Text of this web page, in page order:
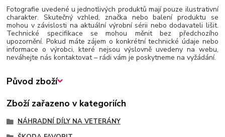
Fotografie uvedené u jednotlivých produktů mají pouze ilustrativní
charakter. Skutečný vzhled, značka nebo balení produktu se
mohou v závislosti na aktuální výrobní sérii nebo dodavateli lišit.
Technické specifikace se mohou měnit bez předchozího
upozornění. Pokud máte zájem o konkrétní technické údaje nebo
informace o výrobci, které nejsou výslovně uvedeny na webu,
neváhejte nás kontaktovat – rádi vám je poskytneme na vyžádání.
Původ zboží
Zboží zařazeno v kategoriích
NÁHRADNÍ DÍLY NA VETERÁNY